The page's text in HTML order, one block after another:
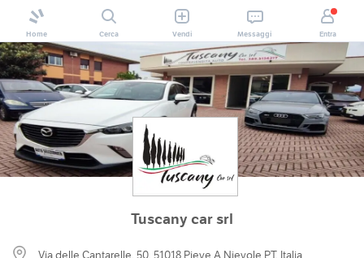
Home Cerca Vendi Messaggi Entra
Tuscany car srl
Via delle Cantarelle, 50, 51018 Pieve A Nievole PT, Italia